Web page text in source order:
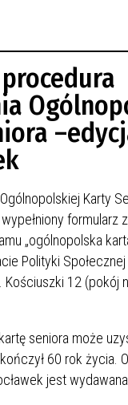
Karty
formularz
„ogólnopolska
Polityki
Kościuszki 12 (pokój
seniora może
60 rok życia.
jest wydawana